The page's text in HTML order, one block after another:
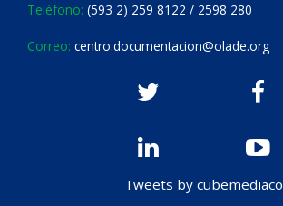
Teléfono: (593 2) 259 8122 / 2598 280
Correo: centro.documentacion@olade.org
Tweets by cubemediaco